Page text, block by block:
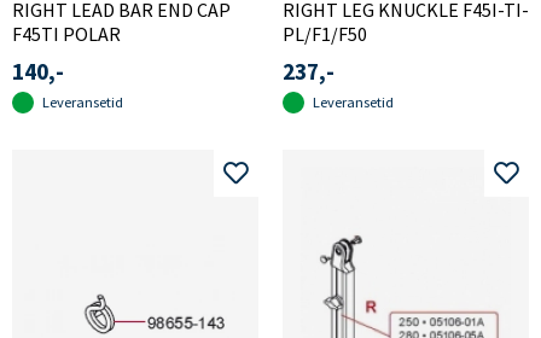
RIGHT LEAD BAR END CAP
F45TI POLAR
140,-
Leveransetid
RIGHT LEG KNUCKLE F45I-TI-
PL/F1/F50
237,-
Leveransetid